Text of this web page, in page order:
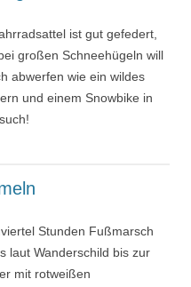
ist gut gefedert,
großen Schneehügeln will
abwerfen wie ein wildes
und einem Snowbike in
Stunden Fußmarsch
laut Wanderschild bis zur
mit rotweißen